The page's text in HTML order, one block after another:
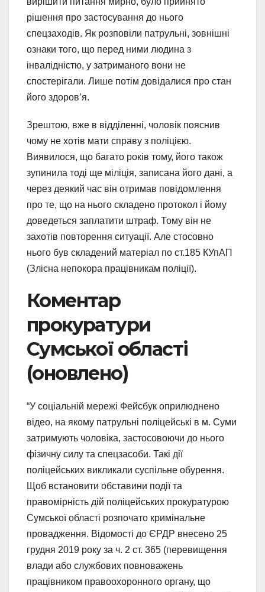
рішення про застосування до нього
спецзаходів. Як розповіли патрульні, зовнішні
ознаки того, що перед ними людина з
інвалідністю, у затриманого вони не
спостерігали. Лише потім довідалися про стан
його здоров’я.
Зрештою, вже в відділенні, чоловік пояснив
чому не хотів мати справу з поліцією.
Виявилося, що багато років тому, його також
зупинила тоді ще міліція, записана його дані, а
через деякий час він отримав повідомлення
про те, що на нього складено протокол і йому
доведеться заплатити штраф. Тому він не
захотів повторення ситуації. Але стосовно
нього був складений матеріал по ст.185 КУпАП
(Злісна непокора працівникам поліції).
Коментар
прокуратури
Сумської області
(оновлено)
“У соціальній мережі Фейсбук оприлюднено
відео, на якому патрульні поліцейські в м. Суми
затримують чоловіка, застосовоючи до нього
фізичну силу та спецзасоби. Такі дії
поліцейських викликали суспільне обурення.
Щоб встановити обставини події та
правомірність дій поліцейських прокуратурою
Сумської області розпочато кримінальне
провадження. Відомості до ЄРДР внесено 25
грудня 2019 року за ч. 2 ст. 365 (перевищення
влади або службових повноважень
працівником правоохоронного органу, що